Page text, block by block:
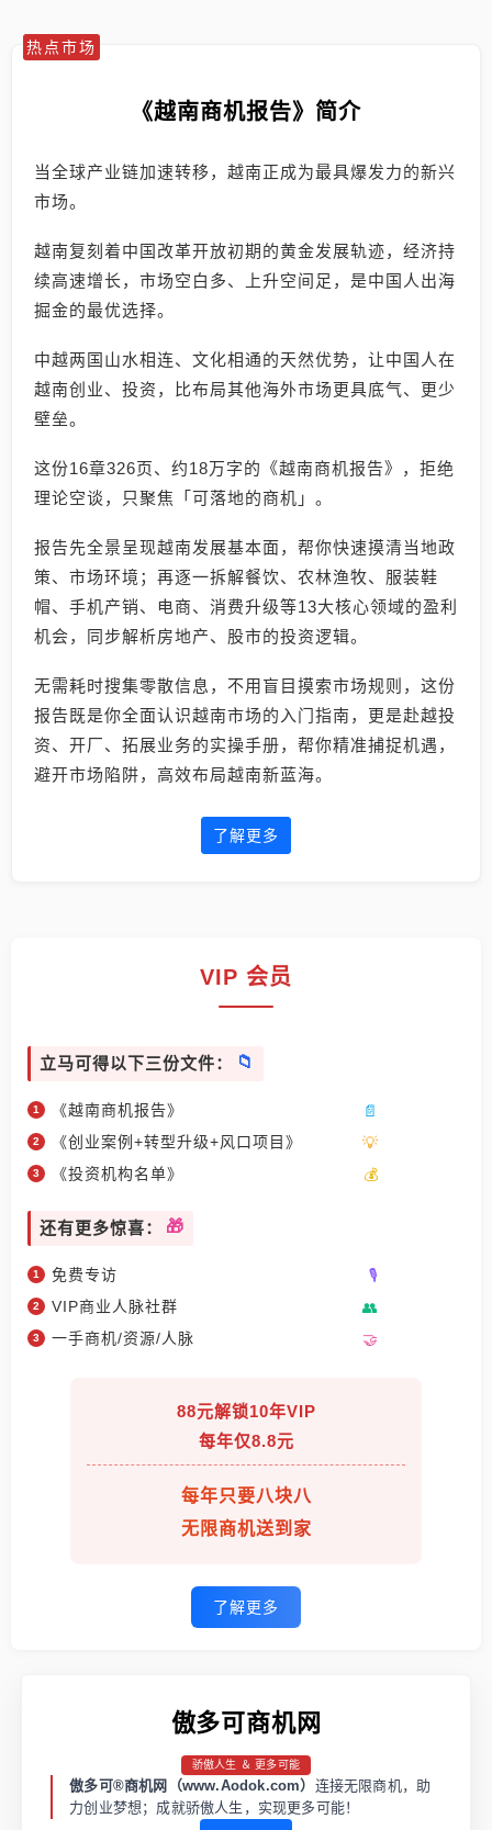
热点市场
《越南商机报告》简介
当全球产业链加速转移，越南正成为最具爆发力的新兴
市场。
越南复刻着中国改革开放初期的黄金发展轨迹，经济持
续高速增长，市场空白多、上升空间足，是中国人出海
掘金的最优选择。
中越两国山水相连、文化相通的天然优势，让中国人在
越南创业、投资，比布局其他海外市场更具底气、更少
壁垒。
这份16章326页、约18万字的《越南商机报告》，拒绝
理论空谈，只聚焦「可落地的商机」。
报告先全景呈现越南发展基本面，帮你快速摸清当地政
策、市场环境；再逐一拆解餐饮、农林渔牧、服装鞋
帽、手机产销、电商、消费升级等13大核心领域的盈利
机会，同步解析房地产、股市的投资逻辑。
无需耗时搜集零散信息，不用盲目摸索市场规则，这份
报告既是你全面认识越南市场的入门指南，更是赴越投
资、开厂、拓展业务的实操手册，帮你精准捕捉机遇，
避开市场陷阱，高效布局越南新蓝海。
了解更多
VIP 会员
立马可得以下三份文件：
《越南商机报告》
《创业案例+转型升级+风口项目》
《投资机构名单》
还有更多惊喜：
免费专访
VIP商业人脉社群
一手商机/资源/人脉
88元解锁10年VIP
每年仅8.8元
每年只要八块八
无限商机送到家
了解更多
傲多可商机网
骄傲人生 ＆ 更多可能
傲多可®商机网（www.Aodok.com） 连接无限商机，助
力创业梦想；成就骄傲人生，实现更多可能！